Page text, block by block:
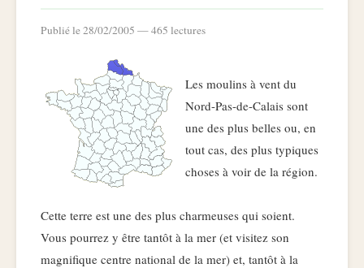
Publié le 28/02/2005 — 465 lectures
Les moulins à vent du
Nord-Pas-de-Calais sont
une des plus belles ou, en
tout cas, des plus typiques
choses à voir de la région.
Cette terre est une des plus charmeuses qui soient.
Vous pourrez y être tantôt à la mer (et visitez son
magnifique centre national de la mer) et, tantôt à la